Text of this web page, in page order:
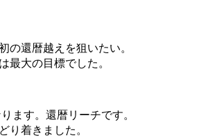
の還暦越えを狙いたい。
最大の目標でした。
ます。還暦リーチです。
り着きました。